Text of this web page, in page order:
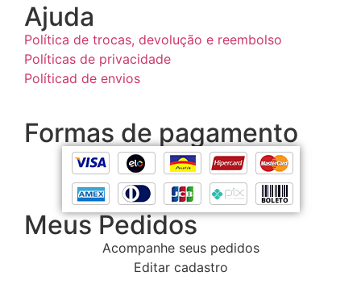
Ajuda
Política de trocas, devolução e reembolso
Políticas de privacidade
Políticad de envios
Formas de pagamento
Meus Pedidos
Acompanhe seus pedidos
Editar cadastro